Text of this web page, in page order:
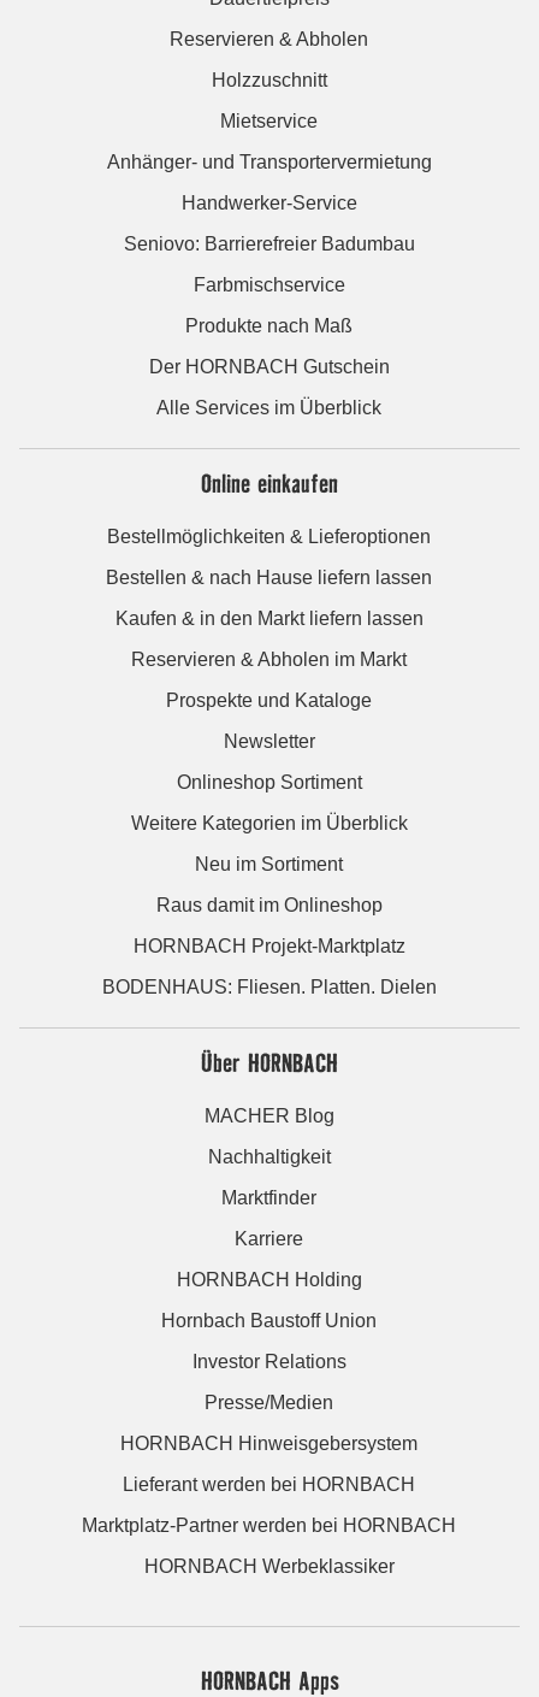
Reservieren & Abholen
Holzzuschnitt
Mietservice
Anhänger- und Transportervermietung
Handwerker-Service
Seniovo: Barrierefreier Badumbau
Farbmischservice
Produkte nach Maß
Der HORNBACH Gutschein
Alle Services im Überblick
Online einkaufen
Bestellmöglichkeiten & Lieferoptionen
Bestellen & nach Hause liefern lassen
Kaufen & in den Markt liefern lassen
Reservieren & Abholen im Markt
Prospekte und Kataloge
Newsletter
Onlineshop Sortiment
Weitere Kategorien im Überblick
Neu im Sortiment
Raus damit im Onlineshop
HORNBACH Projekt-Marktplatz
BODENHAUS: Fliesen. Platten. Dielen
Über HORNBACH
MACHER Blog
Nachhaltigkeit
Marktfinder
Karriere
HORNBACH Holding
Hornbach Baustoff Union
Investor Relations
Presse/Medien
HORNBACH Hinweisgebersystem
Lieferant werden bei HORNBACH
Marktplatz-Partner werden bei HORNBACH
HORNBACH Werbeklassiker
HORNBACH Apps